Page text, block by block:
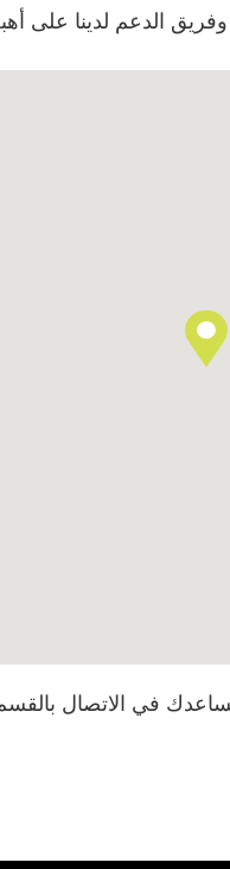
وفريق الدعم لدينا على
في الاتصال